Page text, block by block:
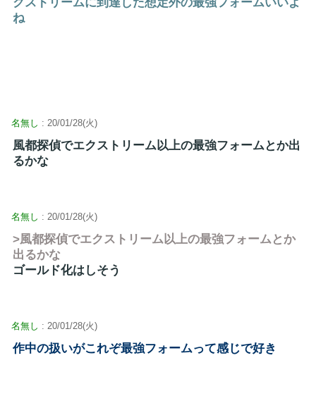
クストリームに到達した想定外の最強フォームいいよ
ね
名無し : 20/01/28(火)
風都探偵でエクストリーム以上の最強フォームとか出
るかな
名無し : 20/01/28(火)
>風都探偵でエクストリーム以上の最強フォームとか
出るかな
ゴールド化はしそう
名無し : 20/01/28(火)
作中の扱いがこれぞ最強フォームって感じで好き